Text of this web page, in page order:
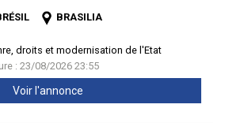
BRASILIA
droits et modernisation de l'Etat
: 23/08/2026 23:55
Voir l'annonce